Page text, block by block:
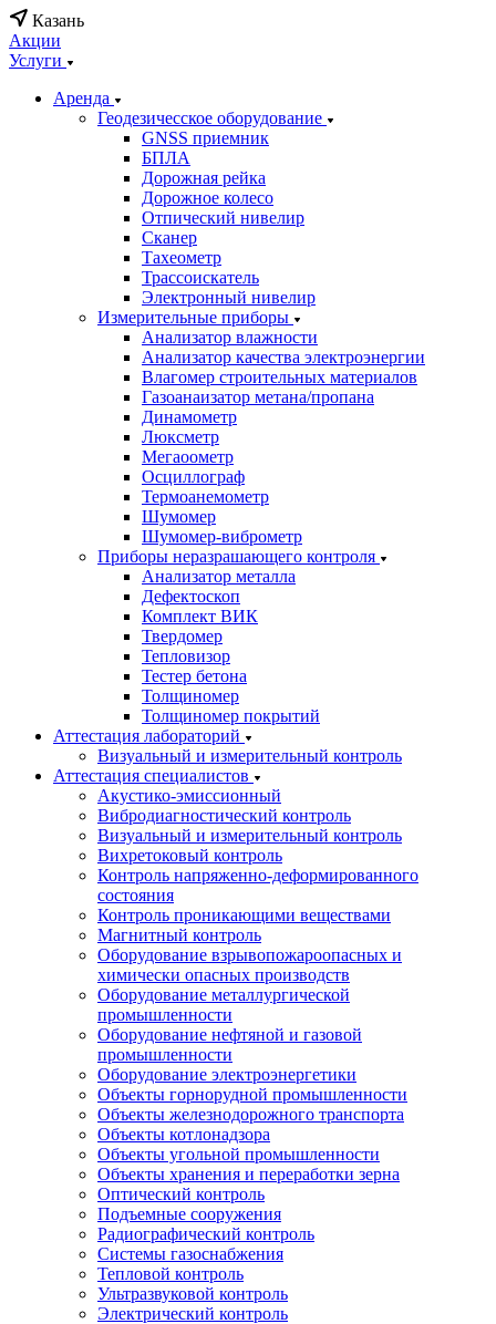
Казань
Акции
Услуги
Аренда
Геодезичесское оборудование
GNSS приемник
БПЛА
Дорожная рейка
Дорожное колесо
Отпический нивелир
Сканер
Тахеометр
Трассоискатель
Электронный нивелир
Измерительные приборы
Анализатор влажности
Анализатор качества электроэнергии
Влагомер строительных материалов
Газоанаизатор метана/пропана
Динамометр
Люксметр
Мегаоометр
Осциллограф
Термоанемометр
Шумомер
Шумомер-виброметр
Приборы неразрашающего контроля
Анализатор металла
Дефектоскоп
Комплект ВИК
Твердомер
Тепловизор
Тестер бетона
Толщиномер
Толщиномер покрытий
Аттестация лабораторий
Визуальный и измерительный контроль
Аттестация специалистов
Акустико-эмиссионный
Вибродиагностический контроль
Визуальный и измерительный контроль
Вихретоковый контроль
Контроль напряженно-деформированного
состояния
Контроль проникающими веществами
Магнитный контроль
Оборудование взрывопожароопасных и
химически опасных производств
Оборудование металлургической
промышленности
Оборудование нефтяной и газовой
промышленности
Оборудование электроэнергетики
Объекты горнорудной промышленности
Объекты железнодорожного транспорта
Объекты котлонадзора
Объекты угольной промышленности
Объекты хранения и переработки зерна
Оптический контроль
Подъемные сооружения
Радиографический контроль
Системы газоснабжения
Тепловой контроль
Ультразвуковой контроль
Электрический контроль